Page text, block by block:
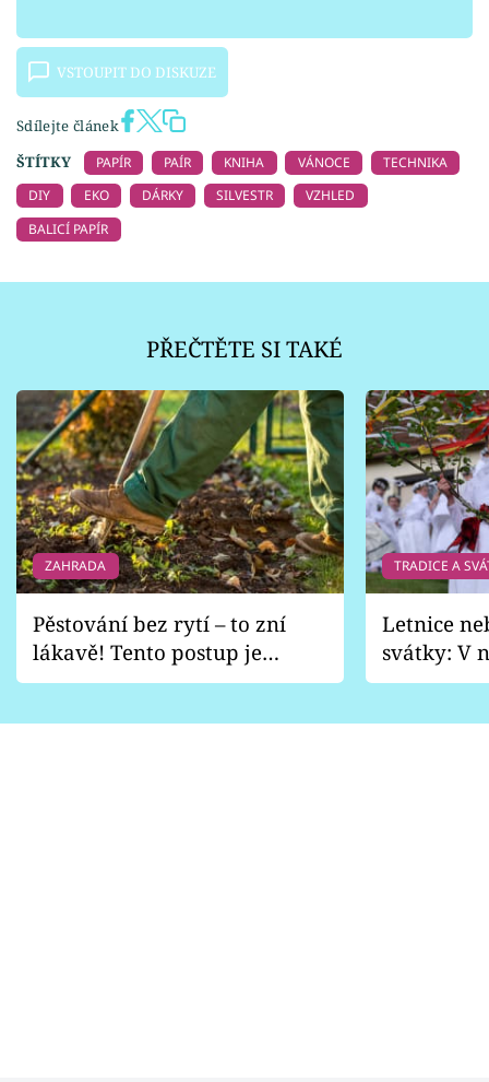
VSTOUPIT DO DISKUZE
Sdílejte článek
ŠTÍTKY
PAPÍR PAÍR KNIHA VÁNOCE
TECHNIKA
DIY
EKO DÁRKY SILVESTR
VZHLED
BALICÍ PAPÍR
PŘEČTĚTE SI TAKÉ
ZAHRADA
Pěstování bez rytí – to zní
lákavě! Tento postup je
vhodný jen pro některé
TRADICE A
Letnice
svátky: V
pondělí